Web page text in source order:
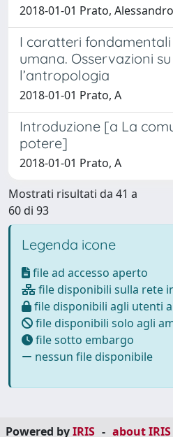
2018-01-01 Prato, Alessandro
I caratteri
umana. Osservazioni
l’antropologia
2018-01-01 Prato, A
Introduzione [a La
potere]
2018-01-01 Prato, A
Mostrati risultati da 41 a
60 di 93
Legenda icone
file ad accesso aperto
file disponibili sulla rete
file disponibili agli utenti
file disponibili solo agli
file sotto embargo
nessun file disponibile
Powered byIRIS - about IRIS